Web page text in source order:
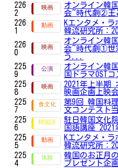
226
2
オンライン韓
会~時代劇②王
226
1
Kエンタメ・
韓流研究所：
226
0
オンライン韓
会~時代劇①世
う...
225
9
オンライン韓
国ドラマOST
225
8
2021年上半期
映画企画上映
225
7
第9回 韓国料
文コンテスト
225
6
駐日韓国文化
国語講座
225
5
Kエンタメ・
韓流研究所：
225
4
韓国のお正月
プレゼント企画